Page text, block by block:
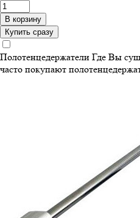
В корзину
Купить сразу
Полотенцедержатели Где Вы
часто покупают